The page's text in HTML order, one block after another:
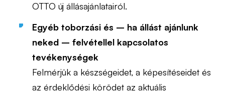
OTTO új állásajánlatairól.
Egyéb toborzási és – ha állást ajánlunk
neked – felvétellel kapcsolatos
tevékenységek
Felmérjük a készségeidet, a képesítéseidet és
az érdeklődési körödet az aktuális